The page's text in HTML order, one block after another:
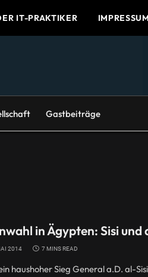
IT-PRAKTIKER IMPRESSUM
Gastbeiträge
in Ägypten: Sisi
2014 7 MINS READ
haushoher Sieg General a.D. al-